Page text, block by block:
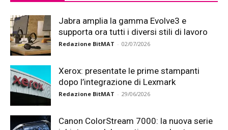
Jabra amplia la gamma Evolve3 e
supporta ora tutti i diversi stili di lavoro
Redazione BitMAT - 02/07/2026
Xerox: presentate le prime stampanti
dopo l’integrazione di Lexmark
Redazione BitMAT - 29/06/2026
Canon ColorStream 7000: la nuova serie